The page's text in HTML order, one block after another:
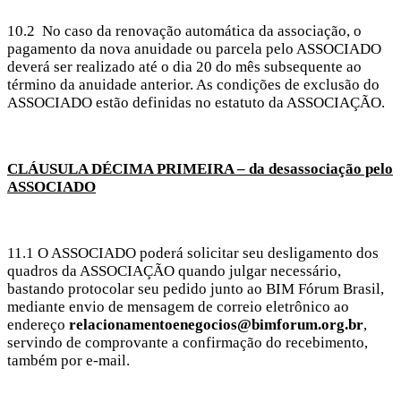
10.2 No caso da renovação automática da associação, o
pagamento da nova anuidade ou parcela pelo ASSOCIADO
deverá ser realizado até o dia 20 do mês subsequente ao
término da anuidade anterior. As condições de exclusão do
ASSOCIADO estão definidas no estatuto da ASSOCIAÇÃO.
CLÁUSULA DÉCIMA PRIMEIRA – da desassociação pelo
ASSOCIADO
11.1 O ASSOCIADO poderá solicitar seu desligamento dos
quadros da ASSOCIAÇÃO quando julgar necessário,
bastando protocolar seu pedido junto ao BIM Fórum Brasil,
mediante envio de mensagem de correio eletrônico ao
endereço relacionamentoenegocios@bimforum.org.br,
servindo de comprovante a confirmação do recebimento,
também por e-mail.